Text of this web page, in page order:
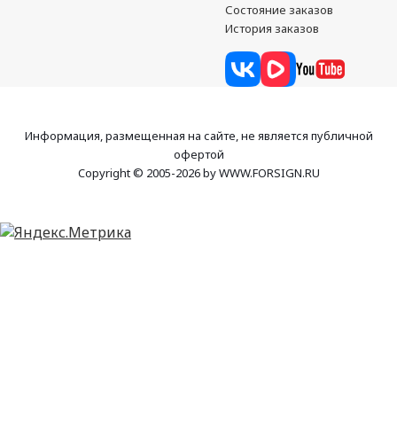
Состояние заказов
История заказов
Информация, размещенная на сайте, не является публичной
офертой
Copyright © 2005-2026 by WWW.FORSIGN.RU